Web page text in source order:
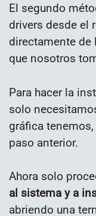
El segundo
drivers desde el
directamente de
que nosotros
Para hacer la
solo
gráfica
paso anterior.
Ahora solo
al sistema y a
abriendo una